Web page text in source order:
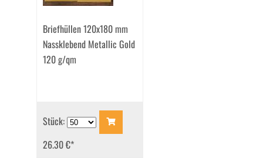
Briefhüllen 120x180 mm
Nassklebend Metallic Gold
120 g/qm
Stück:
26.30 €*